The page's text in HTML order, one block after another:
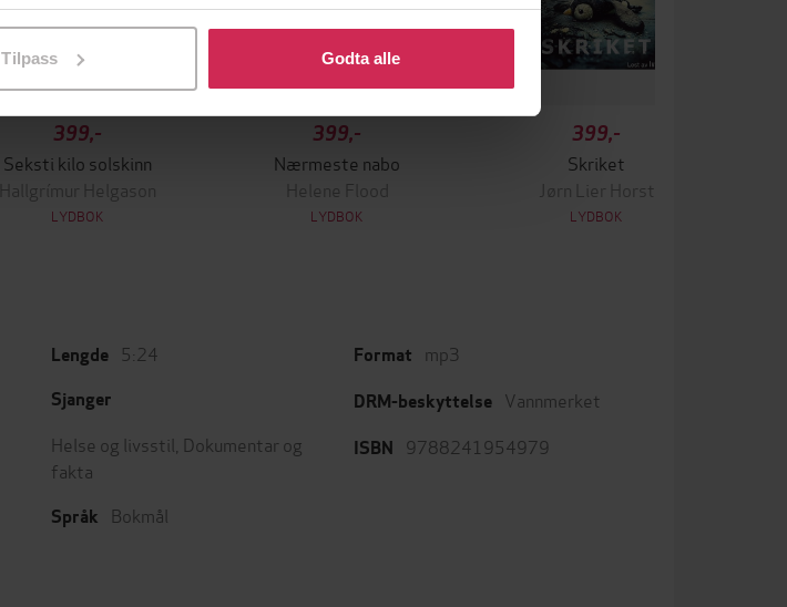
Du kan når som helst trekke tilbake eller endre ditt samtykke.
Tilpass Godta alle
399,-
Seksti kilo solskinn
Hallgrímur Helgason
LYDBOK
399,-
Nærmeste nabo
Helene Flood
LYDBOK
399,-
Skriket
Jørn Lier Horst
LYDBOK
Lengde 5:24
Sjanger
Helse og livsstil Dokumentar og
fakta
Språk Bokmål
Format mp3
DRM-beskyttelse Vannmerket
ISBN 9788241954979